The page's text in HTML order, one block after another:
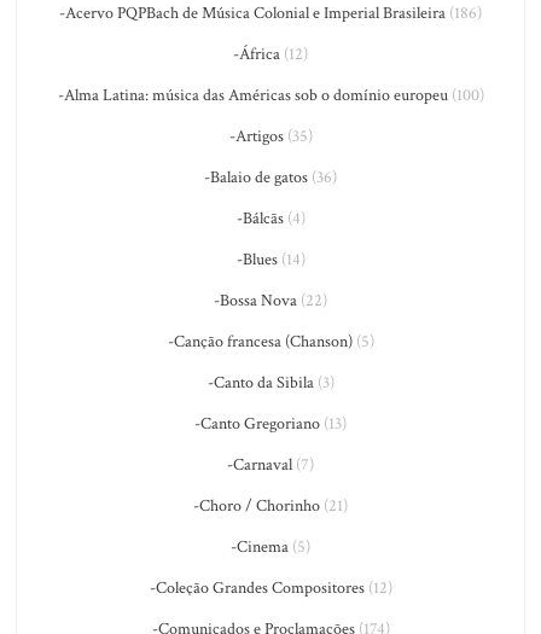
-Acervo PQPBach de Música Colonial e Imperial Brasileira (186)
-África (12)
-Alma Latina: música das Américas sob o domínio europeu(100)
-Artigos(35)
-Balaio de gatos (36)
-Bálcãs(4)
-Blues(14)
-Bossa Nova (22)
-Canção francesa (Chanson)(5)
-Canto da Sibila(3)
-Canto Gregoriano (13)
-Carnaval (7)
-Choro / Chorinho (21)
-Cinema (5)
-Coleção Grandes Compositores(12)
-Comunicados e Proclamações(174)